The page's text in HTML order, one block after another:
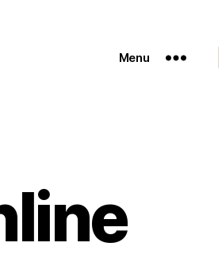
Menu